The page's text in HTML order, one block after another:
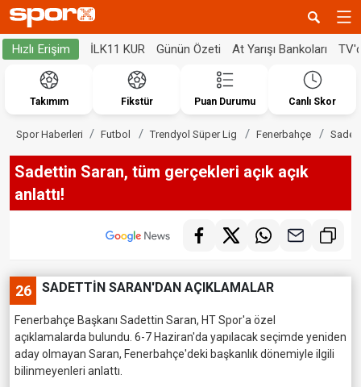
Hızlı Erişim İLK11 KUR Günün Özeti At Yarışı Bankoları
Takımım Fikstür Puan Durumu Canlı Skor
Spor Haberleri Futbol Trendyol Süper Lig Fenerbahçe
Sadettin Saran, tüm gerçekleri açık açık
anlattı!
26 SADETTİN SARAN'DAN AÇIKLAMALAR
Fenerbahçe Başkanı Sadettin Saran, HT Spor'a özel
açıklamalarda bulundu. 6-7 Haziran'da yapılacak seçimde yeniden
aday olmayan Saran, Fenerbahçe'deki başkanlık dönemiyle ilgili
bilinmeyenleri anlattı.